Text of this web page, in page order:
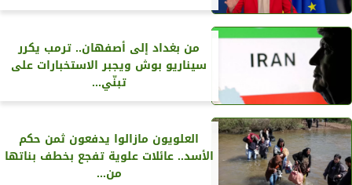
من بغداد إلى أصفهان.. ترمب يكرر
سيناريو بوش ويجبر الاستخبارات على
تبنّي...
العلويون مازالوا يدفعون ثمن حكم
الأسد.. عائلات علوية تفجع بخطف بناتها
من...